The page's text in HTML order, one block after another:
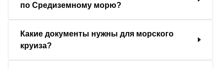
по Средиземному морю?
Какие документы нужны для морского
круиза?